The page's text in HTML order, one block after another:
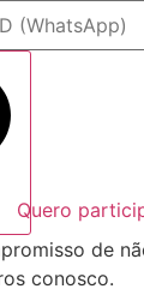
Quero
de
conosco.